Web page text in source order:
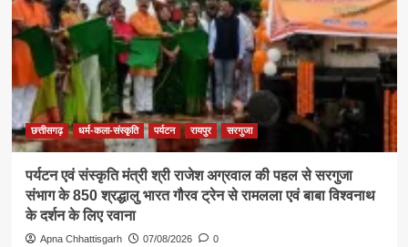
विकास
की
बड़ी
शक्ति
राजेश
अग्रवाल
छत्तीसगढ़ धर्म-कला-संस्कृति पर्यटन रायपुर सरगुजा
पर्यटन एवं संस्कृति मंत्री श्री राजेश अग्रवाल की पहल से सरगुजा
संभाग के 850 श्रद्धालु भारत गौरव ट्रेन से रामलला एवं बाबा विश्वनाथ
के दर्शन के लिए रवाना
Apna Chhattisgarh 07/08/2026 0